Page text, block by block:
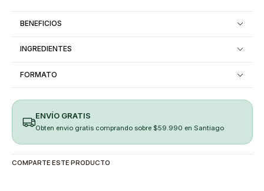
BENEFICIOS
INGREDIENTES
FORMATO
ENVÍO GRATIS
Obten envio gratis comprando sobre $59.990 en Santiago
COMPARTE ESTE PRODUCTO